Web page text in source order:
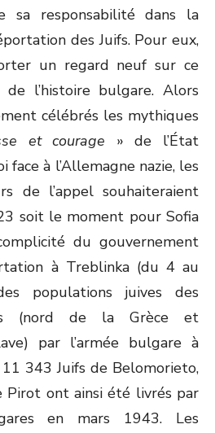
sa responsabilité dans la
des Juifs. Pour eux,
un regard neuf sur ce
l’histoire bulgare. Alors
célébrés les mythiques
et courage » de l’État
à l’Allemagne nazie, les
de l’appel souhaiteraient
soit le moment pour Sofia
du gouvernement
à Treblinka (du 4 au
populations juives des
(nord de la Grèce et
par l’armée bulgare à
343 Juifs de Belomorieto,
Pirot ont ainsi été livrés par
en mars 1943. Les